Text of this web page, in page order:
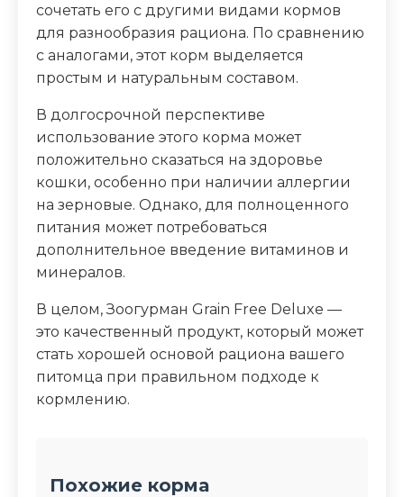
сочетать его с другими видами кормов
для разнообразия рациона. По сравнению
с аналогами, этот корм выделяется
простым и натуральным составом.
В долгосрочной перспективе
использование этого корма может
положительно сказаться на здоровье
кошки, особенно при наличии аллергии
на зерновые. Однако, для полноценного
питания может потребоваться
дополнительное введение витаминов и
минералов.
В целом, Зоогурман Grain Free Deluxe —
это качественный продукт, который может
стать хорошей основой рациона вашего
питомца при правильном подходе к
кормлению.
Похожие корма